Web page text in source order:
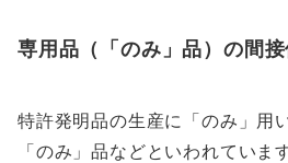
専用品（「のみ」品）の間接
特許発明品の生産に「のみ」用
「のみ」品などといわれていま